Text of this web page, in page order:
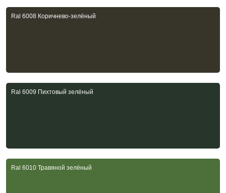
Ral 6008 Коричнево-зелёный
Ral 6009 Пихтовый зелёный
Ral 6010 Травяной зелёный